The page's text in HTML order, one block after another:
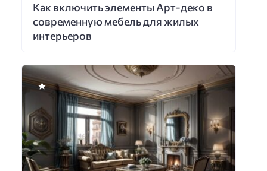
Как включить элементы Арт-деко в
современную мебель для жилых
интерьеров